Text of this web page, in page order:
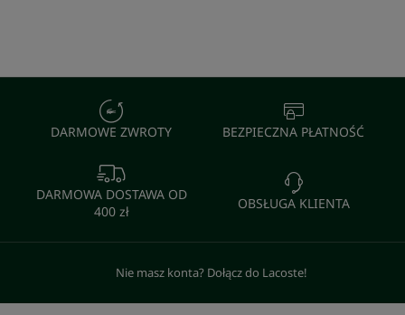
DARMOWE ZWROTY BEZPIECZNA PŁATNOŚĆ
DARMOWA DOSTAWA OD
400 zł
OBSŁUGA KLIENTA
Nie masz konta? Dołącz do Lacoste!